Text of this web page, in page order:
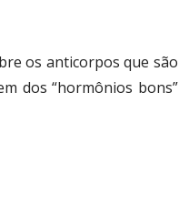
os anticorpos que são
dos “hormônios bons”